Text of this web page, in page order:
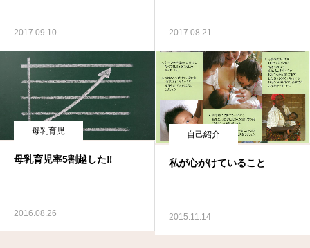
2017.09.10 2017.08.21
母乳育児
母乳育児率5割越した‼️
2016.08.26
自己紹介
私が心がけていること
2015.11.14